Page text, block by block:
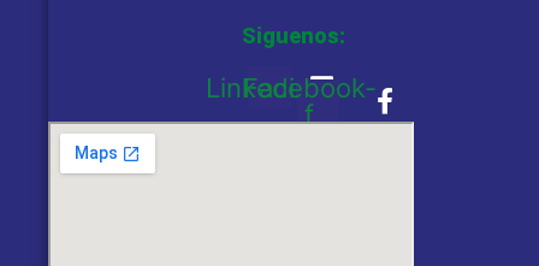
Siguenos:
Linkedin
Facebook-
f